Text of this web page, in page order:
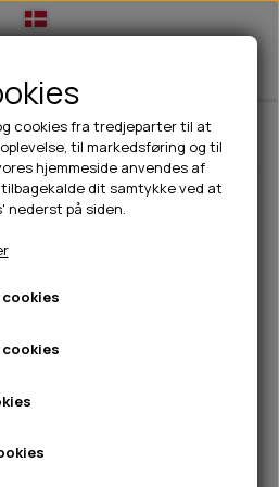
HUND
VANDSKÅLE
CHICOPEE
& SNACKS
LEGETØJ
ØJE, POTER & NÆSE
& KOMFORT
TERMOFLASKER
OG VANTER
SALES
TIL KAT
TILBUD
tøj Herre Pinewood® Outdoor Life
cookies fra tredjeparter til at
til markedsføring og til
hjemmeside anvendes af
dit samtykke ved at
nederst på siden.